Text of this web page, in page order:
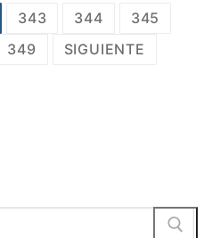
343 344
345
349 SIGUIENTE